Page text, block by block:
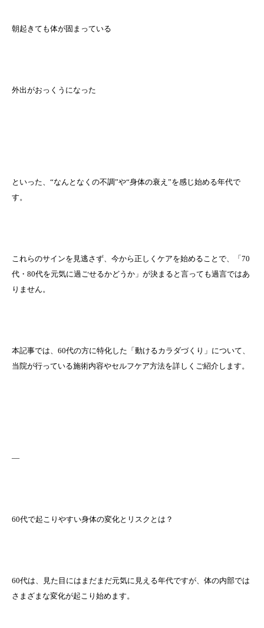
朝起きても体が固まっている
外出がおっくうになった
といった、“なんとなくの不調”や“身体の衰え”を感じ始める年代で
す。
これらのサインを見逃さず、今から正しくケアを始めることで、「70
代・80代を元気に過ごせるかどうか」が決まると言っても過言ではあ
りません。
本記事では、60代の方に特化した「動けるカラダづくり」について、
当院が行っている施術内容やセルフケア方法を詳しくご紹介します。
—
60代で起こりやすい身体の変化とリスクとは？
60代は、見た目にはまだまだ元気に見える年代ですが、体の内部では
さまざまな変化が起こり始めます。